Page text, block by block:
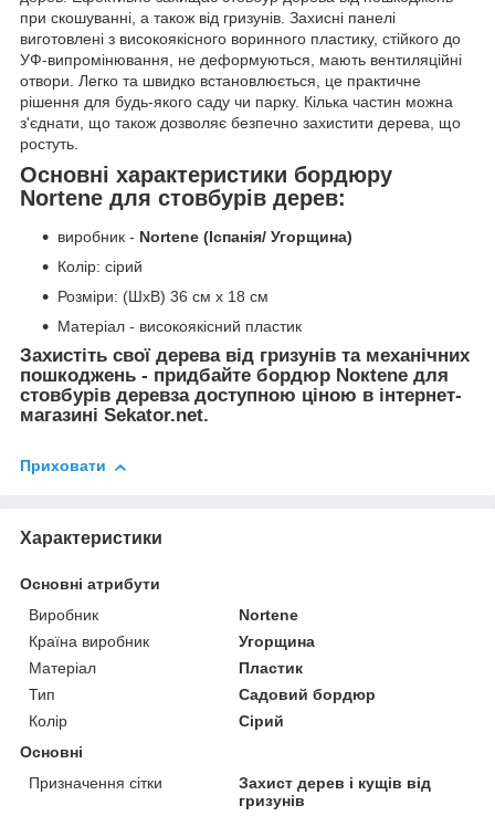
при скошуванні, а також від гризунів. Захисні панелі
виготовлені з високоякісного воринного пластику, стійкого до
УФ-випромінювання, не деформуються, мають вентиляційні
отвори. Легко та швидко встановлюється, це практичне
рішення для будь-якого саду чи парку. Кілька частин можна
з'єднати, що також дозволяє безпечно захистити дерева, що
ростуть.
Основні характеристики бордюру
Nortene для стовбурів дерев:
виробник - Nortene (Іспанія/ Угорщина)
Колір: сірий
Розміри: (ШхВ) 36 см x 18 см
Матеріал - високоякісний пластик
Захистіть свої дерева від гризунів та механічних
пошкоджень - придбайте бордюр Noкtene для
стовбурів деревза доступною ціною в інтернет-
магазині Sekator.net.
Приховати
Характеристики
Основні атрибути
Виробник
Nortene
Країна виробник
Угорщина
Матеріал
Пластик
Тип
Садовий бордюр
Колір
Сірий
Основні
Призначення сітки
Захист дерев і кущів від
гризунів